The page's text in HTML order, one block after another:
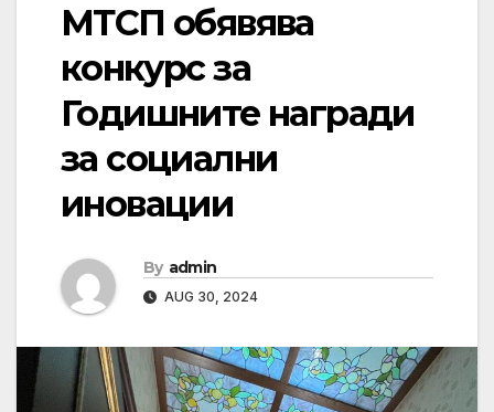
МТСП обявява
конкурс за
Годишните награди
за социални
иновации
By admin
AUG 30, 2024